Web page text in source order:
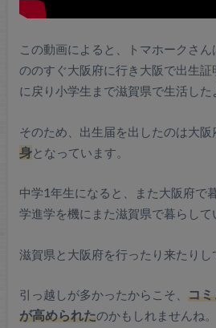
この動画によると、トマホークさ
ののすぐ大阪府に行き大阪で出生
に戻り小学生まで滋賀県で生活した
そのため、出生届を出したのは大阪
身となっています。
中学1年生になると、また大阪府で
学進学を機にまた滋賀県で暮らして
滋賀県と大阪府を行ったり来たりし
引っ越しが多かったからこそ、 コ
が高められたのかもしれませんね。